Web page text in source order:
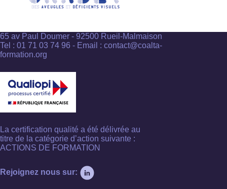
65 av Paul Doumer - 92500 Rueil-Malmaison
Tel : 01 71 03 74 96 - Email : contact@coalta-
formation.org
La certification qualité a été délivrée au
titre de la catégorie d’action suivante :
ACTIONS DE FORMATION
Rejoignez nous sur: